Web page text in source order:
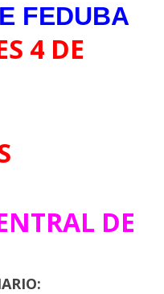
FEDUBA
4 DE
DE